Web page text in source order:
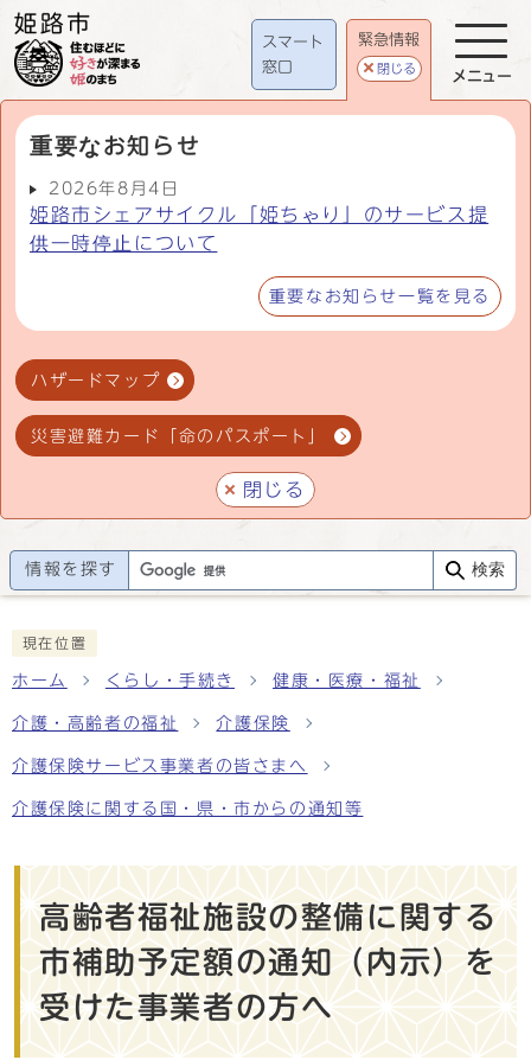
スマート
窓口
緊急情報
閉じる
重要なお知らせ
2026年8月4日
姫路市シェアサイクル「姫ちゃり」のサービス提
供一時停止について
重要なお知らせ一覧を見る
ハザードマップ
災害避難カード「命のパスポート」
閉じる
メニュー
情報を探す 検索
現在位置
ホーム くらし・手続き 健康・医療・福祉
介護・高齢者の福祉 介護保険
介護保険サービス事業者の皆さまへ
介護保険に関する国・県・市からの通知等
高齢者福祉施設の整備に関する
市補助予定額の通知（内示）を
受けた事業者の方へ